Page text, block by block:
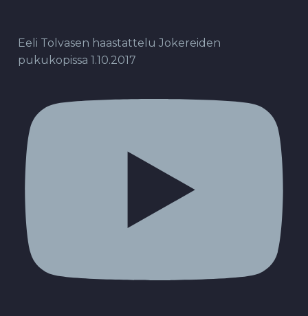
Eeli Tolvasen haastattelu Jokereiden
pukukopissa 1.10.2017